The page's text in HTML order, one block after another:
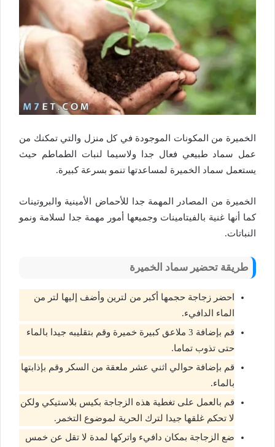
الخميرة من المكونات الموجودة في كل منزل والتي تمكنك من
عمل سماد طبيعي فعال جدا ولاسيما لنبات الطماطم حيث
يستعمل سماد الخميرة لمساعدتها تنمو بسرعة كبيرة.
الخميرة من المصادر المهمة جدا للأحماض الأمينية والبروتينات
كما أنها غنية بالفيتامينات وجميعها أمور مهمة جدا لسلامة ونمو
النباتات.
طريقة تحضير سماد الخميرة
احضر زجاجة حجمها أكبر من لترين وأضف إليها لتر من
الماء الدافيء.
قم بإضافة 3 ملاعق كبيرة خميرة وقم بتقليبه جيدا بالماء
حتى تذوب تماما.
قم بإضافة حوالي اثني عشر ملعقة من السكر وقم بإذابتها
بالماء.
قم بالعمل على تغطية هذه الزجاجة بكيس بلاستيكي ولكن
لا تحكم غلقها جيدا لترك الحرية لموضوع التخمر.
ضع الزجاجة بمكان دافيء واتركها لمدة لا تقل عن خمس